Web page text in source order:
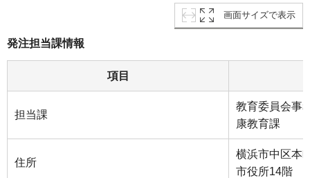
画面サイズで表示
発注担当課情報
項目
担当課
教育委員会
康教育課
住所
横浜市中区本
市役所14階